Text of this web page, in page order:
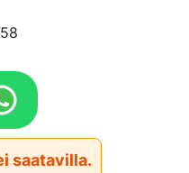
saatavilla.